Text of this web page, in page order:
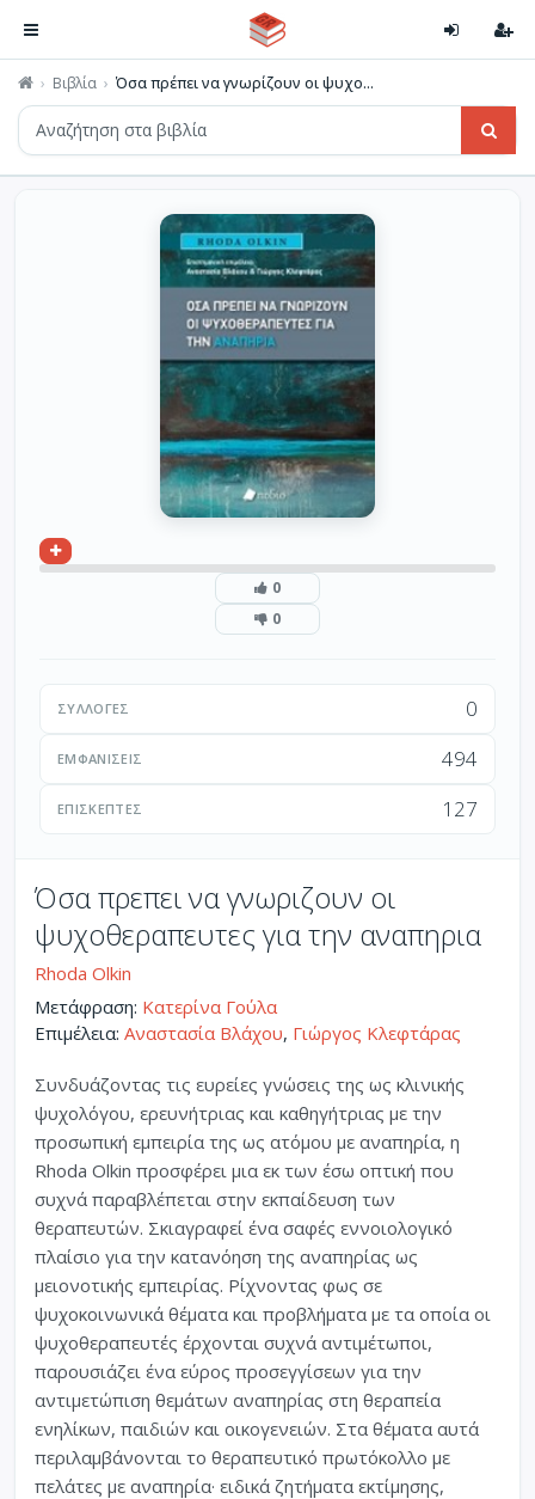
Βιβλία Όσα πρέπει να γνωρίζουν οι ψυχο...
0
0
ΣΥΛΛΟΓΈΣ 0
ΕΜΦΑΝΊΣΕΙΣ 494
ΕΠΙΣΚΈΠΤΕΣ 127
Όσα πρεπει να γνωριζουν οι
ψυχοθεραπευτες για την αναπηρια
Rhoda Olkin
Μετάφραση: Κατερίνα Γούλα
Επιμέλεια: Αναστασία Βλάχου, Γιώργος Κλεφτάρας
Συνδυάζοντας τις ευρείες γνώσεις της ως κλινικής
ψυχολόγου, ερευνήτριας και καθηγήτριας με την
προσωπική εμπειρία της ως ατόμου με αναπηρία, η
Rhoda Olkin προσφέρει μια εκ των έσω οπτική που
συχνά παραβλέπεται στην εκπαίδευση των
θεραπευτών. Σκιαγραφεί ένα σαφές εννοιολογικό
πλαίσιο για την κατανόηση της αναπηρίας ως
μειονοτικής εμπειρίας. Ρίχνοντας φως σε
ψυχοκοινωνικά θέματα και προβλήματα με τα οποία οι
ψυχοθεραπευτές έρχονται συχνά αντιμέτωποι,
παρουσιάζει ένα εύρος προσεγγίσεων για την
αντιμετώπιση θεμάτων αναπηρίας στη θεραπεία
ενηλίκων, παιδιών και οικογενειών. Στα θέματα αυτά
περιλαμβάνονται το θεραπευτικό πρωτόκολλο με
πελάτες με αναπηρία· ειδικά ζητήματα εκτίμησης,